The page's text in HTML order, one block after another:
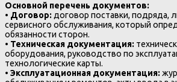
Основной перечень документов:
• Договор:договор поставки, подряда,
сервисного обслуживания, который
обязанности сторон.
• Техническая документация:
оборудования, руководство по
технологические карты.
• Эксплуатационная документация: